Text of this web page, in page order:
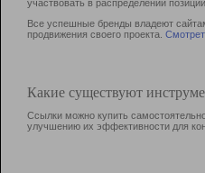
участвовать в раcпределении
Все успешные бренды владеют
продвижения своего проекта.
Какие существуют
Ссылки можно купить
улучшению их эффективности для